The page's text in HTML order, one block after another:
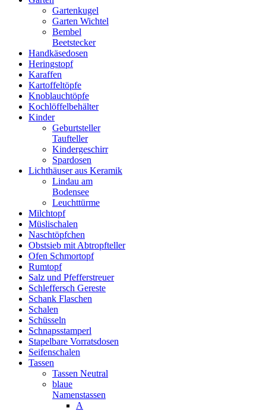
Gartenkugel
Garten Wichtel
Bembel
Beetstecker
Handkäsedosen
Heringstopf
Karaffen
Kartoffeltöpfe
Knoblauchtöpfe
Kochlöffelbehälter
Kinder
Geburtsteller
Taufteller
Kindergeschirr
Spardosen
Lichthäuser aus Keramik
Lindau am
Bodensee
Leuchttürme
Milchtopf
Müslischalen
Naschtöpfchen
Obstsieb mit Abtropfteller
Ofen Schmortopf
Rumtopf
Salz und Pfefferstreuer
Schleffersch Gereste
Schank Flaschen
Schalen
Schüsseln
Schnapsstamperl
Stapelbare Vorratsdosen
Seifenschalen
Tassen
Tassen Neutral
blaue
Namenstassen
A